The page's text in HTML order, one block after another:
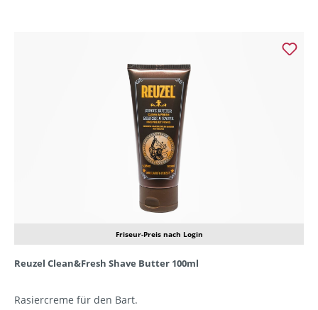
Friseur-Preis nach Login
Reuzel Clean&Fresh Shave Butter 100ml
Rasiercreme für den Bart.